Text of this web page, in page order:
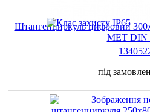
Штангенциркуль цифровий
MET DIN
під